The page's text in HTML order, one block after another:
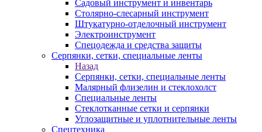
Садовый инструмент и инвентарь
Столярно-слесарный инструмент
Штукатурно-отделочный инструмент
Электроинструмент
Спецодежда и средства защиты
Серпянки, сетки, специальные ленты
Назад
Серпянки, сетки, специальные ленты
Малярный флизелин и стеклохолст
Специальные ленты
Стеклотканные сетки и серпянки
Углозащитные и уплотнительные ленты
Спецтехника